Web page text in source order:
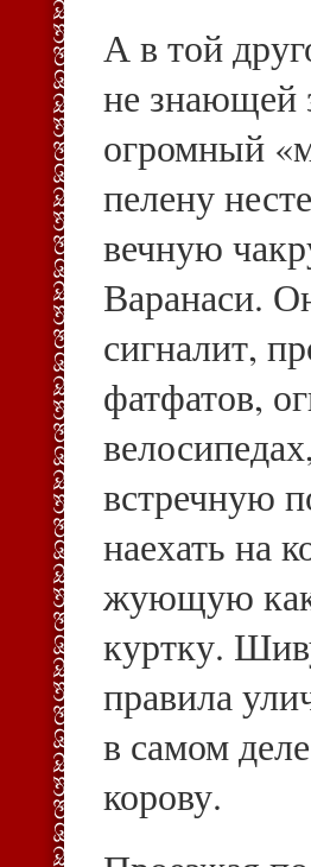
А в той
не знающей
огромный
пелену
вечную
Варанаси.
сигналит,
фатфатов,
встречную
наехать на
жующую
куртку.
правила
в самом
корову.